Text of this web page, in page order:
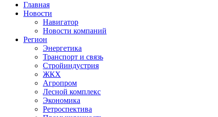
Главная
Новости
Навигатор
Новости компаний
Регион
Энергетика
Транспорт и связь
Стройиндустрия
ЖКХ
Агропром
Лесной комплекс
Экономика
Ретроспектива